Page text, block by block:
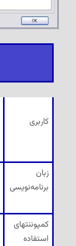
کاربری
زبان
برنامه‌نویسی
کمپوننتهای
استفاده